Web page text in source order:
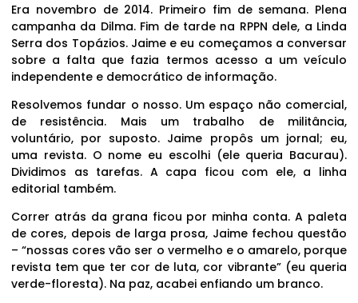
Era novembro de 2014. Primeiro fim de semana. Plena
campanha da Dilma. Fim de tarde na RPPN dele, a Linda
Serra dos Topázios. Jaime e eu começamos a conversar
sobre a falta que fazia termos acesso a um veículo
independente e democrático de informação.
Resolvemos fundar o nosso. Um espaço não comercial,
de resistência. Mais um trabalho de militância,
voluntário, por suposto. Jaime propôs um jornal; eu,
uma revista. O nome eu escolhi (ele queria Bacurau).
Dividimos as tarefas. A capa ficou com ele, a linha
editorial também.
Correr atrás da grana ficou por minha conta. A paleta
de cores, depois de larga prosa, Jaime fechou questão
– “nossas cores vão ser o vermelho e o amarelo, porque
revista tem que ter cor de luta, cor vibrante” (eu queria
verde-floresta). Na paz, acabei enfiando um branco.